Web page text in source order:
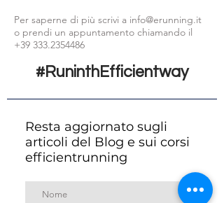
Per saperne di più scrivi a info@erunning.it
o prendi un appuntamento chiamando il
+39 333.2354486
#RuninthEfficientway
Resta aggiornato sugli
articoli del Blog e sui corsi
efficientrunning